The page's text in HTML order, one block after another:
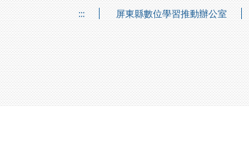
::: 屏東縣數位學習推動辦公室